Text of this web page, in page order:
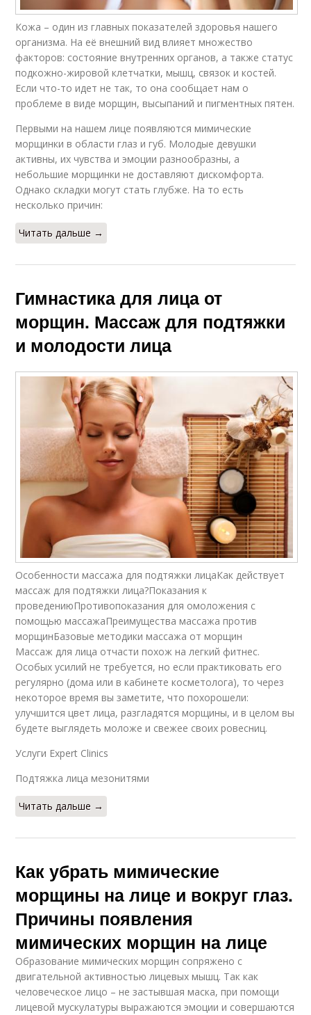
Кожа – один из главных показателей здоровья нашего
организма. На её внешний вид влияет множество
факторов: состояние внутренних органов, а также статус
подкожно-жировой клетчатки, мышц, связок и костей.
Если что-то идет не так, то она сообщает нам о
проблеме в виде морщин, высыпаний и пигментных пятен.
Первыми на нашем лице появляются мимические
морщинки в области глаз и губ. Молодые девушки
активны, их чувства и эмоции разнообразны, а
небольшие морщинки не доставляют дискомфорта.
Однако складки могут стать глубже. На то есть
несколько причин:
Читать дальше →
Гимнастика для лица от
морщин. Массаж для подтяжки
и молодости лица
Особенности массажа для подтяжки лицаКак действует
массаж для подтяжки лица?Показания к
проведениюПротивопоказания для омоложения с
помощью массажаПреимущества массажа против
морщинБазовые методики массажа от морщин
Массаж для лица отчасти похож на легкий фитнес.
Особых усилий не требуется, но если практиковать его
регулярно (дома или в кабинете косметолога), то через
некоторое время вы заметите, что похорошели:
улучшится цвет лица, разгладятся морщины, и в целом вы
будете выглядеть моложе и свежее своих ровесниц.
Услуги Expert Clinics
Подтяжка лица мезонитями
Читать дальше →
Как убрать мимические
морщины на лице и вокруг глаз.
Причины появления
мимических морщин на лице
Образование мимических морщин сопряжено с
двигательной активностью лицевых мышц. Так как
человеческое лицо – не застывшая маска, при помощи
лицевой мускулатуры выражаются эмоции и совершаются